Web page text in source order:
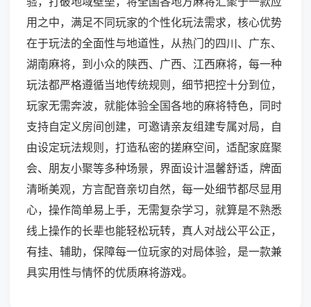
用之中，满足不同玩家的个性化玩法需求，核心优势
在于玩法的全面性与地道性，从热门的四川、广东、
湖南麻将，到小众的陕西、广西、江西麻将，每一种
玩法都严格遵循当地传统规则，细节把控十分到位，
玩家无需奔波，就能体验全国各地的麻将特色，同时
支持自定义房间创建，可邀请亲友组建专属对局，自
由设定玩法规则，打造私密的搓麻空间，适配家庭聚
会、朋友小聚等多种场景，界面设计温馨舒适，牌面
清晰美观，方言配音亲切自然，每一处细节都尽显用
心，操作简单易上手，无需复杂学习，就算是不熟悉
线上操作的长辈也能轻松玩转，真人对战公平公正，
有挂、辅助，保障每一位玩家的对局体验，是一款兼
具实用性与情怀的优质麻将游戏。